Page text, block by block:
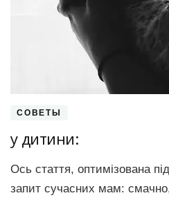
СОВЕТЫ
у дитини:
Ось стаття, оптимізована
запит сучасних мам: